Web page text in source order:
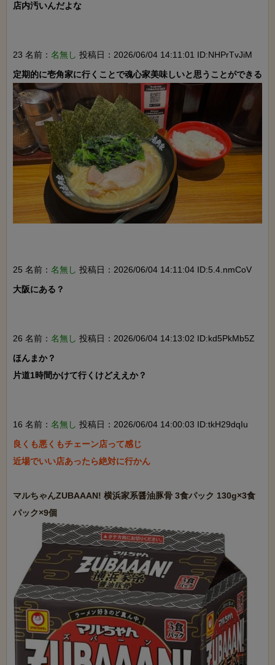
店内汚いんだよな
23 名前： 名無し 投稿日：2026/06/04 14:11:01 ID:NHPrTvJiM
25 名前： 名無し 投稿日：2026/06/04 14:11:04 ID:5.4.nmCoV
大阪にある？
26 名前： 名無し 投稿日：2026/06/04 14:13:02 ID:kd5PkMb5Z
ほんまか？
片道1時間かけて行くけどええか？
16 名前： 名無し 投稿日：2026/06/04 14:00:03 ID:tkH29dqIu
良くも悪くもチェーン店って感じ
近場でいい店あったら絶対に行かん
マルちゃんZUBAAAN! 横浜家系醤油豚骨 3食パック 130g×3食